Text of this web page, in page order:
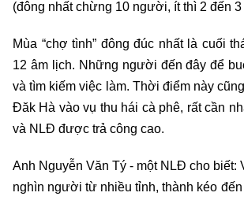
(đông nhất chừng 10 người, ít thì 2 đến
Mùa “chợ tình” đông đúc nhất là cuối
12 âm lịch. Những người đến đây để
và tìm kiếm việc làm. Thời điểm này
Đăk Hà vào vụ thu hái cà phê, rất cần
và NLĐ được trả công cao.
Anh Nguyễn Văn Tý - một NLĐ cho biết:
nghìn người từ nhiều tỉnh, thành kéo